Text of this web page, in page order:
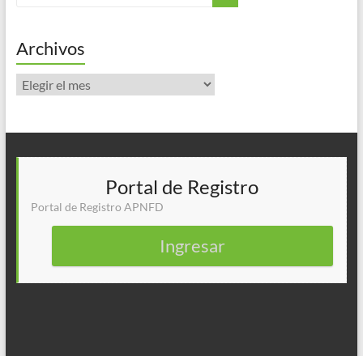
Archivos
Archivos
Portal de Registro
Portal de Registro APNFD
Ingresar